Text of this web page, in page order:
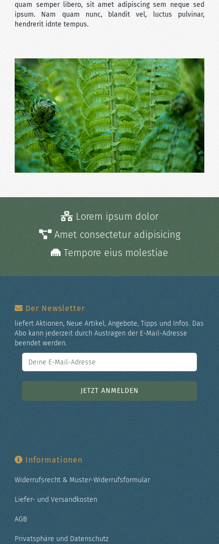
quam semper libero, sit amet adipiscing sem neque sed
ipsum. Nam quam nunc, blandit vel, luctus pulvinar,
hendrerit idnte tempus.
Lorem ipsum dolor
Amet consectetur adipisicing
Tempore eius molestiae
Der Newsletter
liefert Aktionen, Neue Artikel, Angebote, Tipps und Infos. Das
Abo kann jederzeit durch Austragen der E-Mail-Adresse
beendet werden.
Informationen
Widerrufsrecht & Muster-Widerrufsformular
Liefer- und Versandkosten
AGB
Privatsphäre und Datenschutz